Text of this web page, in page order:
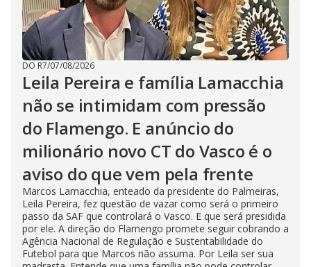
DO R7/07/08/2026
Leila Pereira e família Lamacchia
não se intimidam com pressão
do Flamengo. E anúncio do
milionário novo CT do Vasco é o
aviso do que vem pela frente
Marcos Lamacchia, enteado da presidente do Palmeiras,
Leila Pereira, fez questão de vazar como será o primeiro
passo da SAF que controlará o Vasco. E que será presidida
por ele. A direção do Flamengo promete seguir cobrando a
Agência Nacional de Regulação e Sustentabilidade do
Futebol para que Marcos não assuma. Por Leila ser sua